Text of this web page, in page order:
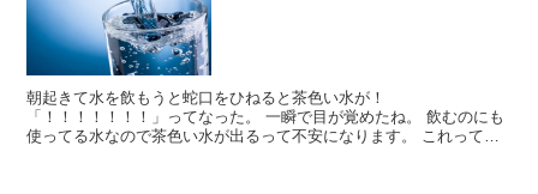
朝起きて水を飲もうと蛇口をひねると茶色い水が！
「！！！！！！！」ってなった。 一瞬で目が覚めたね。 飲むのにも
使ってる水なので茶色い水が出るって不安になります。 これって大